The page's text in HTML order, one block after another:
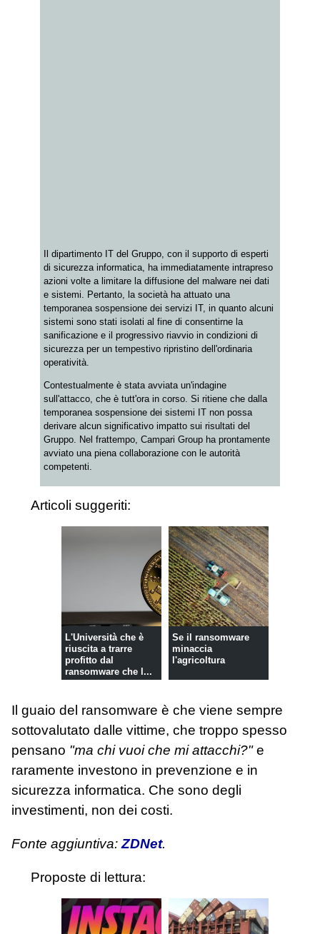
Il dipartimento IT del Gruppo, con il supporto di esperti
di sicurezza informatica, ha immediatamente intrapreso
azioni volte a limitare la diffusione del malware nei dati
e sistemi. Pertanto, la società ha attuato una
temporanea sospensione dei servizi IT, in quanto alcuni
sistemi sono stati isolati al fine di consentirne la
sanificazione e il progressivo riavvio in condizioni di
sicurezza per un tempestivo ripristino dell'ordinaria
operatività.
Contestualmente è stata avviata un'indagine
sull'attacco, che è tutt'ora in corso. Si ritiene che dalla
temporanea sospensione dei sistemi IT non possa
derivare alcun significativo impatto sui risultati del
Gruppo. Nel frattempo, Campari Group ha prontamente
avviato una piena collaborazione con le autorità
competenti.
Articoli suggeriti:
L'Università che è
riuscita a trarre
profitto dal
ransomware che l...
Se il ransomware
minaccia
l'agricoltura
Il guaio del ransomware è che viene sempre
sottovalutato dalle vittime, che troppo spesso
pensano "ma chi vuoi che mi attacchi?"e
raramente investono in prevenzione e in
sicurezza informatica. Che sono degli
investimenti, non dei costi.
Fonte aggiuntiva:ZDNet.
Proposte di lettura: